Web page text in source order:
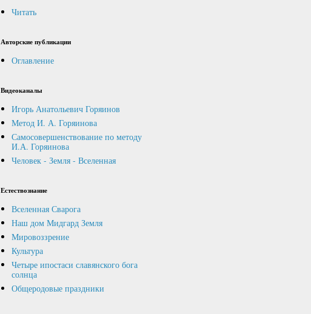
Читать
Авторские публикации
Оглавление
Видеоканалы
Игорь Анатольевич Горяинов
Метод И. А. Горяинова
Самосовершенствование по методу
И.А. Горяинова
Человек - Земля - Вселенная
Естествознание
Вселенная Сварога
Наш дом Мидгард Земля
Мировоззрение
Культура
Четыре ипостаси славянского бога
солнца
Общеродовые праздники